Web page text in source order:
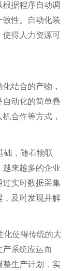
据程序自动调
性。自动化装
使得人力资源可
结合的产物，
动化的简单叠
合作等方式，
础，随着物联
越来越多的企业
过实时数据采集
，及时发现并解
化使得传统的大
系统应运而
生产计划，实